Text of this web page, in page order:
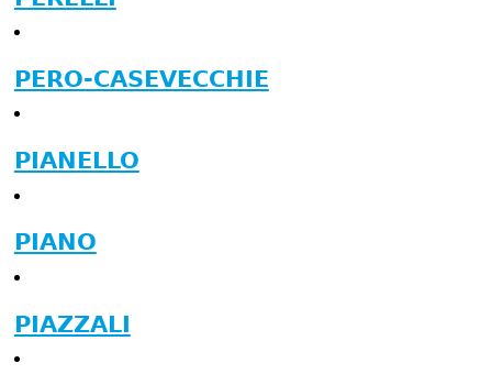
PERO-CASEVECCHIE
PIANELLO
PIANO
PIAZZALI